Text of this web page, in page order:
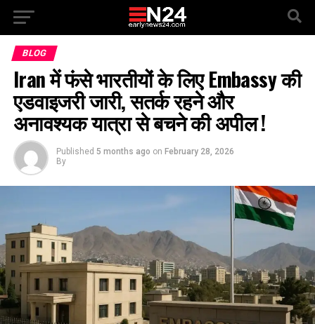
BLOG
Iran में फंसे भारतीयों के लिए Embassy की
एडवाइजरी जारी, सतर्क रहने और
अनावश्यक यात्रा से बचने की अपील !
Published 5 months ago on February 28, 2026
By